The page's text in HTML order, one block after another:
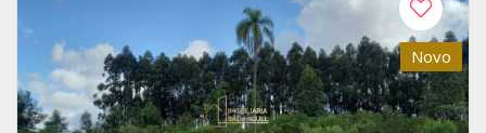
Novo